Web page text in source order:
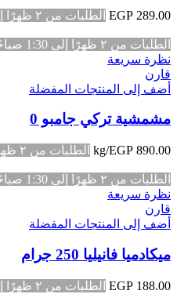
EGP 289.00 الطلبات من ٢ ظهرًا إلى 1:30 صباحًا
الطلبات من ٢ ظهرًا إلى 1:30 صباحًا
نظرة سريعة
قارن
أضف إلى المنتجات المفضلة
مشمشية تركي جامبو 0
EGP 890.00
/kg الطلبات من ٢ ظهرًا إلى 1:30 صباحًا
الطلبات من ٢ ظهرًا إلى 1:30 صباحًا
نظرة سريعة
قارن
أضف إلى المنتجات المفضلة
ميكادميا فانيليا 250 جرام
EGP 188.00 الطلبات من ٢ ظهرًا إلى 1:30 صباحًا